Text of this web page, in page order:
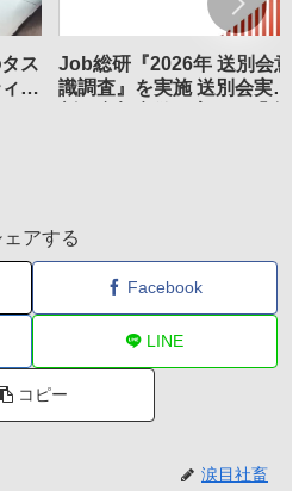
ス
ン
Job総研『2026年 送別会意
識調査』を実施 送別会実施
ェアする
Facebook
LINE
コピー
涙目社畜